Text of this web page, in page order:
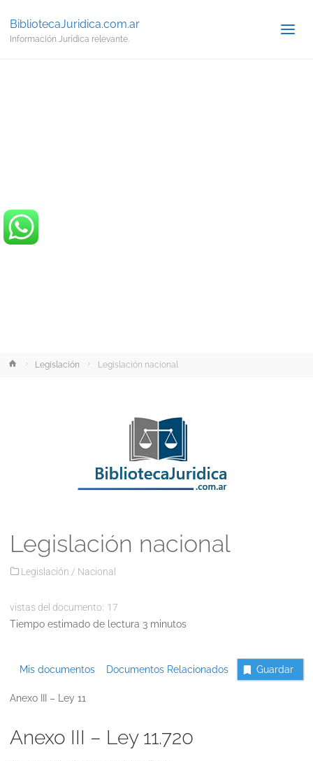
BibliotecaJuridica.com.ar
Información Jurídica relevante.
InicioLegislación Legislación nacional
Legislación nacional
Legislación / Nacional
vistas del documento: 17
Tiempo estimado de lectura 3 minutos
Mis documentos Documentos Relacionados Guardar
Anexo III – Ley 11
Anexo III – Ley 11.720